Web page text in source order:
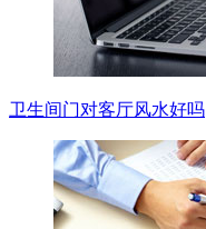
卫生间门对客厅风水好吗